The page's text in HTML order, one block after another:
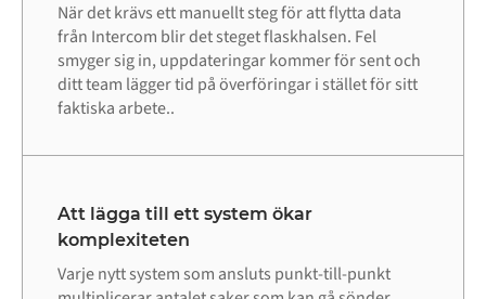
När det krävs ett manuellt steg för att flytta data
från Intercom blir det steget flaskhalsen. Fel
smyger sig in, uppdateringar kommer för sent och
ditt team lägger tid på överföringar i stället för sitt
faktiska arbete..
Att lägga till ett system ökar
komplexiteten
Varje nytt system som ansluts punkt-till-punkt